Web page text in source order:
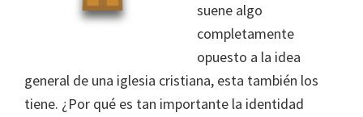
suene algo
completamente
opuesto a la idea
general de una iglesia cristiana, esta también los
tiene. ¿Por qué es tan importante la identidad